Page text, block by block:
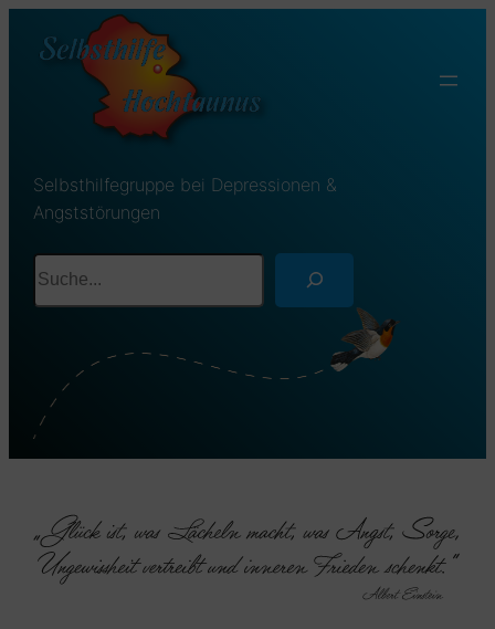
Selbsthilfegruppe bei Depressionen &
Angststörungen
Suchen